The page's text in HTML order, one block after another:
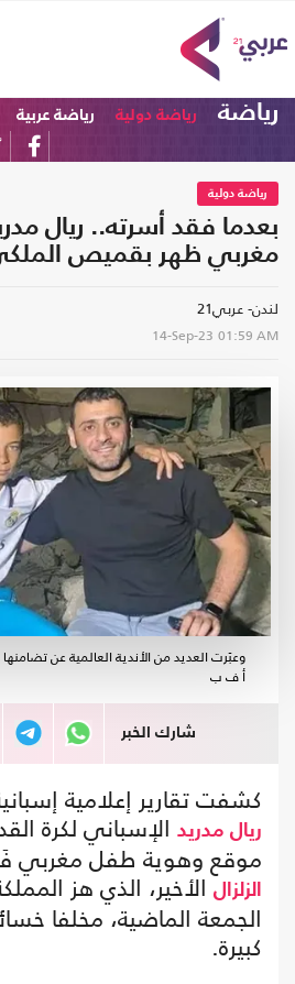
رياضة رياضة دولية رياضة عربية
رياضة دولية
بعدما فقد أسرته.. ريال
مغربي ظهر بقميص
لندن- عربي21
14-Sep-23 01:59 AM
وعبَرت العديد من الأندية العالمية عن تضامنها
أ ف ب
شارك الخبر
كشفت تقارير إعلامية
ريال مدريد الإسباني لكرة
موقع وهوية طفل مغربي
الزلزالالأخير، الذي هز
الجمعة الماضية، مخلفا
كبيرة.